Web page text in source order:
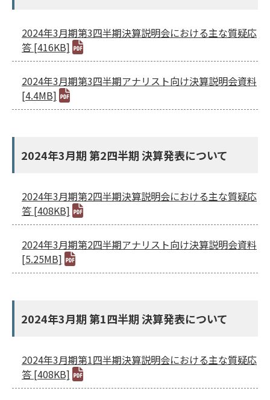
2024年3月期第3四半期決算説明会における主な質疑応
答 [416KB]
2024年3月期第3四半期アナリスト向け決算説明会資料
[4.4MB]
2024年3月期 第2四半期 決算発表について
2024年3月期第2四半期決算説明会における主な質疑応
答 [408KB]
2024年3月期第2四半期アナリスト向け決算説明会資料
[5.25MB]
2024年3月期 第1四半期 決算発表について
2024年3月期第1四半期決算説明会における主な質疑応
答 [408KB]